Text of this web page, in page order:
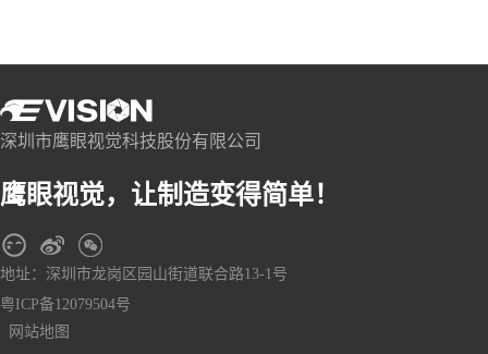
深圳市鹰眼视觉科技股份有限公司
鹰眼视觉，让制造变得简单！
地址：深圳市龙岗区园山街道联合路13-1号
粤ICP备12079504号
网站地图